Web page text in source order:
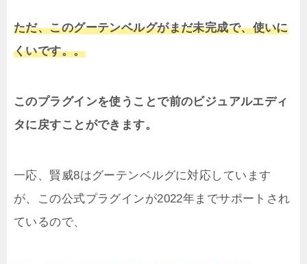
ただ、このグーテンベルグがまだ未完成で、使いに
くいです。。
このプラグインを使うことで前のビジュアルエディ
タに戻すことができます。
一応、賢威8はグーテンベルグに対応しています
が、
この公式プラグインが2022年までサポートされ
ているので、